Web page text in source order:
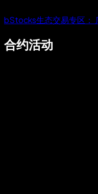
bStocks生态交易专区：
合约活动